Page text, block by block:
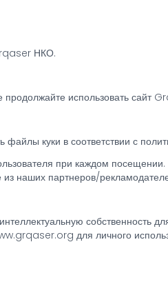
НКО.
использовать сайт
куки в соответствии с
при каждом
наших партнеров/
собственность
для личного